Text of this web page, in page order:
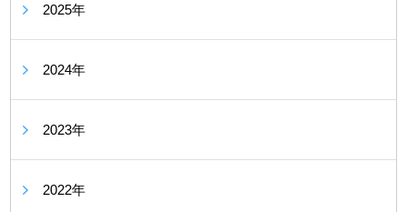
2025年
2024年
2023年
2022年